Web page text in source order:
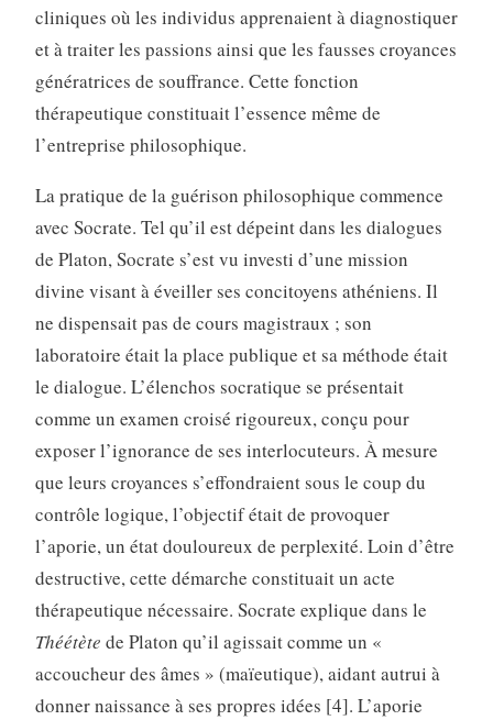
cliniques où les individus apprenaient à diagnostiquer
et à traiter les passions ainsi que les fausses croyances
génératrices de souffrance. Cette fonction
thérapeutique constituait l’essence même de
l’entreprise philosophique.
La pratique de la guérison philosophique commence
avec Socrate. Tel qu’il est dépeint dans les dialogues
de Platon, Socrate s’est vu investi d’une mission
divine visant à éveiller ses concitoyens athéniens. Il
ne dispensait pas de cours magistraux ; son
laboratoire était la place publique et sa méthode était
le dialogue. L’élenchos socratique se présentait
comme un examen croisé rigoureux, conçu pour
exposer l’ignorance de ses interlocuteurs. À mesure
que leurs croyances s’effondraient sous le coup du
contrôle logique, l’objectif était de provoquer
l’aporie, un état douloureux de perplexité. Loin d’être
destructive, cette démarche constituait un acte
thérapeutique nécessaire. Socrate explique dans le
Théétète de Platon qu’il agissait comme un «
accoucheur des âmes » (maïeutique), aidant autrui à
donner naissance à ses propres idées [4]. L’aporie